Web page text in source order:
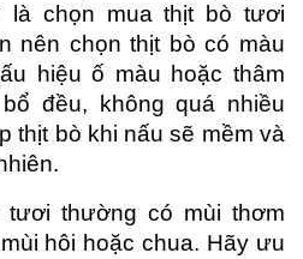
là chọn mua thịt bò tươi
nên chọn thịt bò có màu
hiệu ố màu hoặc thâm
đều, không quá nhiều
thịt bò khi nấu sẽ mềm và
tươi thường có mùi thơm
hôi hoặc chua. Hãy ưu